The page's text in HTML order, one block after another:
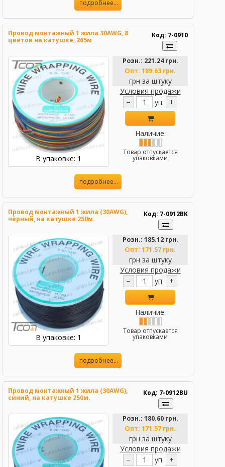
подробнее...
Провод монтажный 1 жила 30AWG, 8
цветов на катушке, 265м
Код: 7-0910
В упаковке: 1
Розн.: 221.24 грн.
Опт: 189.63 грн.
грн за штуку
Условия продажи
−
уп. +
Наличие:
Товар отпускается
упаковками
подробнее...
Провод монтажный 1 жила (30AWG),
чёрный, на катушке 250м.
Код: 7-0912BK
В упаковке: 1
Розн.: 185.12 грн.
Опт: 171.57 грн.
грн за штуку
Условия продажи
−
уп. +
Наличие:
Товар отпускается
упаковками
подробнее...
Провод монтажный 1 жила (30AWG),
синий, на катушке 250м.
Код: 7-0912BU
Розн.: 180.60 грн.
Опт: 171.57 грн.
грн за штуку
Условия продажи
−
уп. +